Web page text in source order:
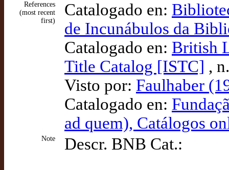
References
(most recent
first)
Catalogado en:
de Incunábulos da
Catalogado en: British
Title Catalog [ISTC] ,
Visto por: Faulhaber
Catalogado en:
ad quem), Catálogos
Note Descr. BNB Cat.: